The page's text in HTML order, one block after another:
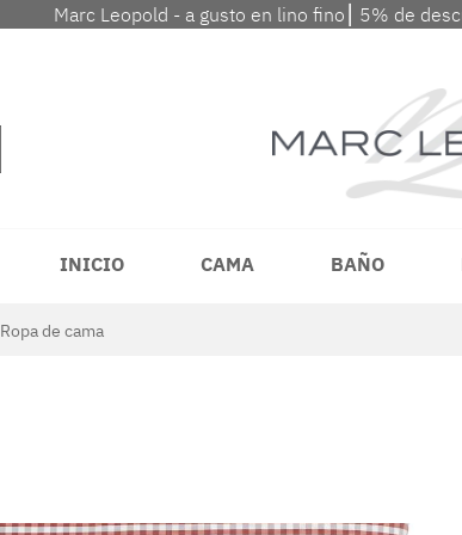
Marc Leopold - a gusto en lino fino⎮ 5% de
INICIO CAMA BAÑO
Ropa de cama